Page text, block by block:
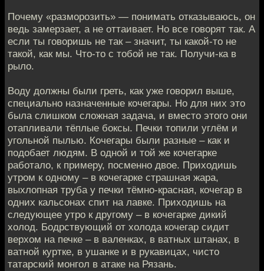
Почему «разморозить» — понимать отказываюсь, он
ведь замерзает, а не оттаивает. Но все говорят так. А
если ты говоришь не так – значит, ты какой-то не
такой, как мы. Что-то с тобой не так. Получи-ка в
рыло.
Воду должны были греть, как уже говорил выше,
специально назначенные кочегары. Но для них это
была слишком сложная задача, и вместо этого они
отапливали тёплые боксы. Печки топили углём и
угольной пылью. Кочегары были разные – как и
подобает людям. В одной и той же кочегарке
работало, к примеру, посменно двое. Приходишь
утром к одному – в кочегарке страшная жара,
выхлопная труба у печки тёмно-красная, кочегар в
одних кальсонах спит на лавке. Приходишь на
следующее утро к другому – в кочегарке дикий
холод. Бодрствующий от холода кочегар сидит
верхом на печке – в валенках, в ватных штанах, в
ватной куртке, в ушанке и в рукавицах, чисто
татарский монгол в атаке на Рязань.